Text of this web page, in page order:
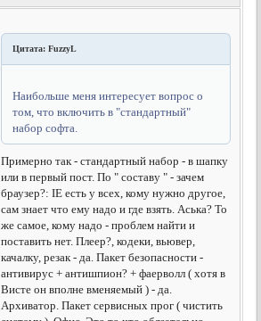
Цитата: FuzzyL
Наибольше меня интересует вопрос о
том, что включить в "стандартный"
набор софта.
Примерно так - стандартный набор - в шапку
или в первый пост. По " составу " - зачем
браузер?: IE есть у всех, кому нужно другое,
сам знает что ему надо и где взять. Аська? То
же самое, кому надо - проблем найти и
поставить нет. Плеер?, кодеки, вьювер,
качалку, резак - да. Пакет безопасности -
антивирус + антишпион? + фаерволл ( хотя в
Висте он вполне вменяемый ) - да.
Архиватор. Пакет сервисных прог ( чистить